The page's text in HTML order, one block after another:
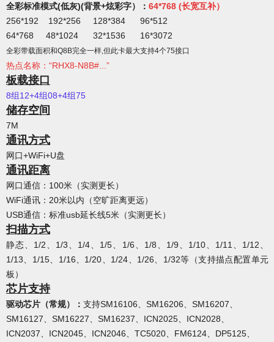
全彩标准模式(低灰)(背景+炫彩字）： 64*768 (长宽互补）
256*192
192*256 128*384 96*512
64*768 48*1024 32*1536 16*3072
全彩带载面积和Q8B完全一样,但此卡最大支持4个75接口
热点名称：“RHX8-N8B#...”
板载接口
8组12+4组08+4组75
储存空间
7M
通讯方式
网口+WiFi+U盘
通讯距离
网口通信：100米（实测更长）
WiFi通讯：20米以内（空旷距离更远）
USB通信：标准usb延长线5米（实测更长）
扫描方式
静态、1/2、1/3、1/4、1/5、1/6、1/8、1/9、1/10、1/11、1/12、
1/13、1/15、1/16、1/20、1/24、1/26、1/32等（支持描点配置单元
板）
芯片支持
驱动芯片（常规） ： 支持SM16106、SM16206、SM16207、
SM16127、SM16227、SM16237、ICN2025、ICN2028、
ICN2037、ICN2045、ICN2046、TC5020、FM6124、DP5125、